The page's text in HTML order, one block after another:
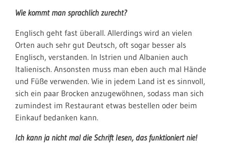
Wie kommt man sprachlich zurecht?
Englisch geht fast überall. Allerdings wird an vielen
Orten auch sehr gut Deutsch, oft sogar besser als
Englisch, verstanden. In Istrien und Albanien auch
Italienisch. Ansonsten muss man eben auch mal Hände
und Füße verwenden. Wie in jedem Land ist es sinnvoll,
sich ein paar Brocken anzugewöhnen, sodass man sich
zumindest im Restaurant etwas bestellen oder beim
Einkauf bedanken kann.
Ich kann ja nicht mal die Schrift lesen, das funktioniert nie!